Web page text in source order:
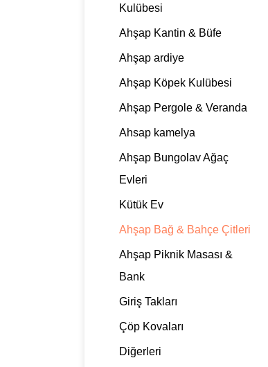
Kulübesi
Ahşap Kantin & Büfe
Ahşap ardiye
Ahşap Köpek Kulübesi
Ahşap Pergole & Veranda
Ahsap kamelya
Ahşap Bungolav Ağaç
Evleri
Kütük Ev
Ahşap Bağ & Bahçe Çitleri
Ahşap Piknik Masası &
Bank
Giriş Takları
Çöp Kovaları
Diğerleri